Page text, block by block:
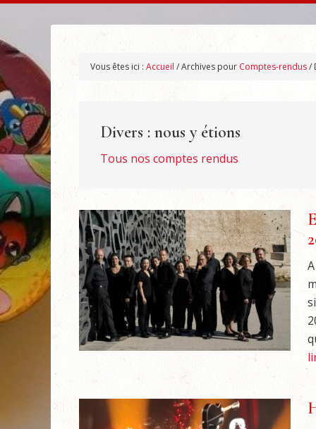
Vous êtes ici : Accueil /Archives pour Comptes-rendus/
Divers : nous y étions
Tous nos comptes rendus